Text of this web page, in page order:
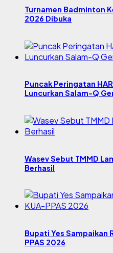
Turnamen Badminton
2026 Dibuka
Puncak Peringatan
Luncurkan Salam-Q
Wasev Sebut TMMD
Berhasil
Bupati Yes Sampaikan
PPAS 2026